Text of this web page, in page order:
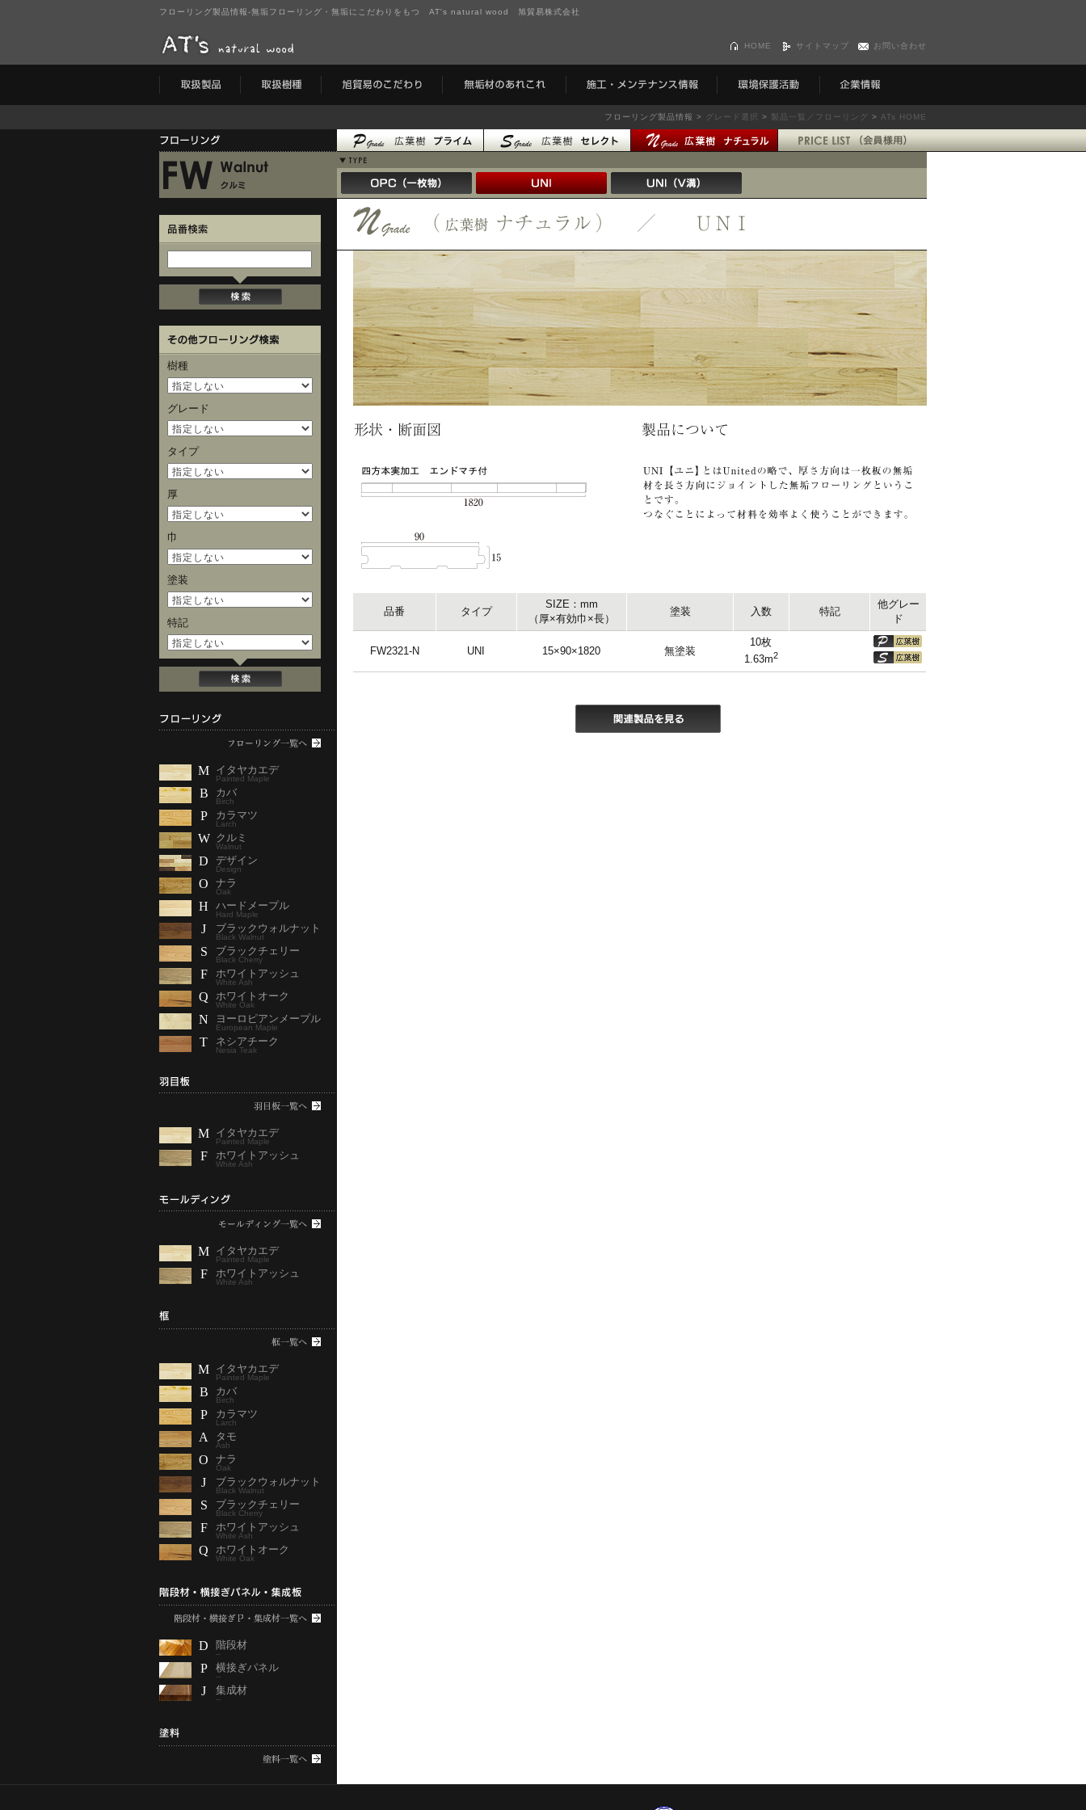
フローリング製品情報-無垢フローリング・無垢にこだわりをもつ AT's natural wood 旭貿易株式会社
お問い合わせ
サイトマップ
HOME
フローリング製品情報 > グレード選択 > 製品一覧／フローリング > ATs HOME
品番 タイプ
SIZE：mm
（厚×有効巾×長）
塗装 入数 特記
他グレー
ド
FW2321-N UNI 15×90×1820 無塗装
10枚
1.63m2
樹種
グレード
タイプ
厚
巾
塗装
特記
M イタヤカエデ
Painted Maple
B カバ
Birch
P カラマツ
Larch
W クルミ
Walnut
D デザイン
Design
O ナラ
Oak
H ハードメープル
Hard Maple
J ブラックウォルナット
Black Walnut
S ブラックチェリー
Black Cherry
F ホワイトアッシュ
White Ash
Q ホワイトオーク
White Oak
N ヨーロピアンメープル
European Maple
T ネシアチーク
Nesia Teak
M イタヤカエデ
Painted Maple
F ホワイトアッシュ
White Ash
M イタヤカエデ
Painted Maple
F ホワイトアッシュ
White Ash
M イタヤカエデ
Painted Maple
B カバ
Birch
P カラマツ
Larch
A タモ
Ash
O ナラ
Oak
J ブラックウォルナット
Black Walnut
S ブラックチェリー
Black Cherry
F ホワイトアッシュ
White Ash
Q ホワイトオーク
White Oak
D 階段材
--
P 横接ぎパネル
--
J 集成材
--